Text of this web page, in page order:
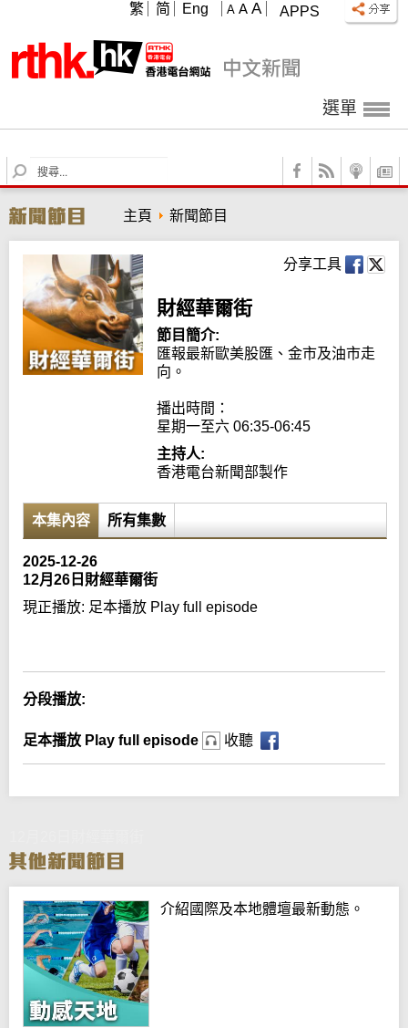
APPS
A A A
繁 简 Eng
選單
S
e
r
c
h
主頁 新聞節目
分享工具
財經華爾街
節目簡介:
匯報最新歐美股匯、金市及油市走
向。
播出時間：
星期一至六 06:35-06:45
主持人:
香港電台新聞部製作
本集內容 所有集數
2025-12-26
12月26日財經華爾街
現正播放: 足本播放 Play full episode
分段播放:
足本播放 Play full episode 收聽
介紹國際及本地體壇最新動態。